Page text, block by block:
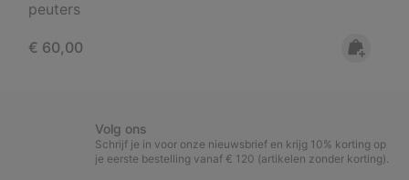
peuters
Regular price:
€ 60,00
Volg ons
Schrijf je in voor onze nieuwsbrief en krijg 10% korting op
je eerste bestelling vanaf € 120 (artikelen zonder korting).